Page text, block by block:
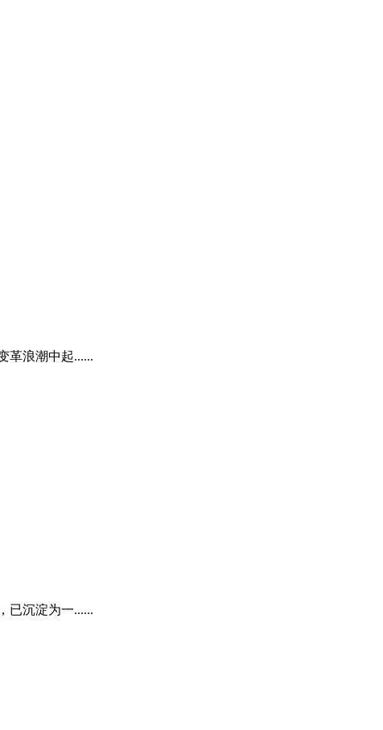
革浪潮中起......
已沉淀为一......